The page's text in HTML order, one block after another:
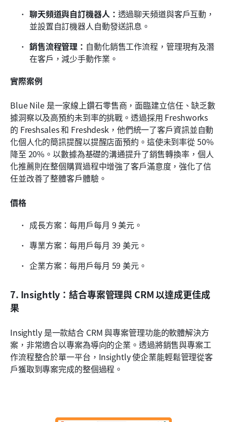
聊天頻道與自訂機器人： 透過聊天頻道與客戶互動，
並設置自訂機器人自動發送訊息。
銷售流程管理： 自動化銷售工作流程，管理現有及潛
在客戶，減少手動作業。
實際案例
Blue Nile 是一家線上鑽石零售商，面臨建立信任、缺乏數
據洞察以及高預約未到率的挑戰。透過採用 Freshworks
的 Freshsales 和 Freshdesk，他們統一了客戶資訊並自動
化個人化的簡訊提醒以提醒店面預約。這使未到率從 50%
降至 20%。以數據為基礎的溝通提升了銷售轉換率，個人
化推薦則在整個購買過程中增強了客戶滿意度，強化了信
任並改善了整體客戶體驗。
價格
成長方案：每用戶每月 9 美元。
專業方案：每用戶每月 39 美元。
企業方案：每用戶每月 59 美元。
7. Insightly：結合專案管理與 CRM 以達成更佳成
果
Insightly 是一款結合 CRM 與專案管理功能的軟體解決方
案，非常適合以專案為導向的企業。透過將銷售與專案工
作流程整合於單一平台，Insightly 使企業能輕鬆管理從客
戶獲取到專案完成的整個過程。